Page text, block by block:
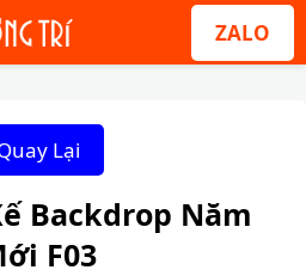
ZALO
Lại
Backdrop Năm
F03